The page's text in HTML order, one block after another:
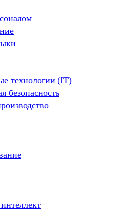
технологии (IT)
безопасность